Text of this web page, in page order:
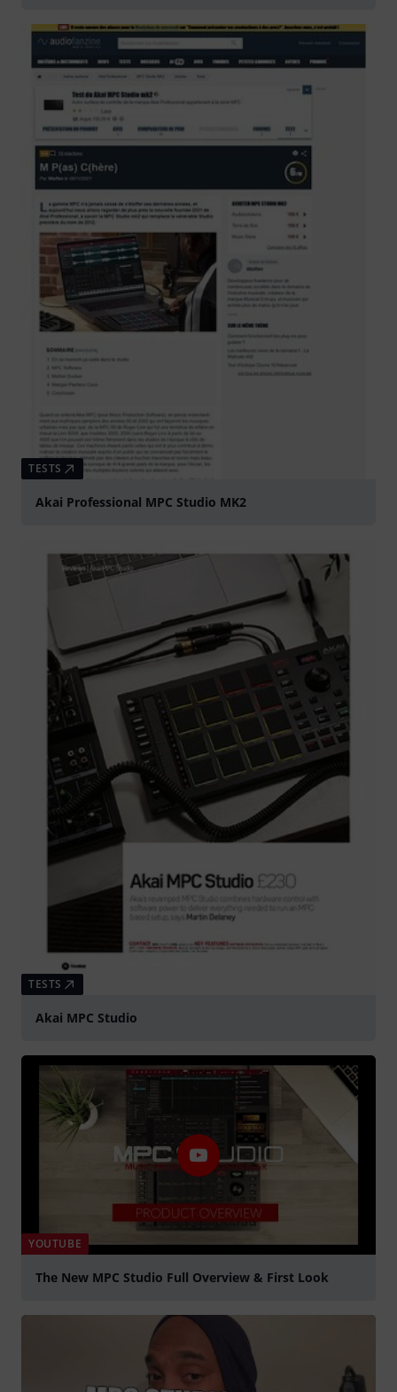
TESTS
Akai Professional MPC Studio MK2
TESTS
Akai MPC Studio
YOUTUBE
The New MPC Studio Full Overview & First Look